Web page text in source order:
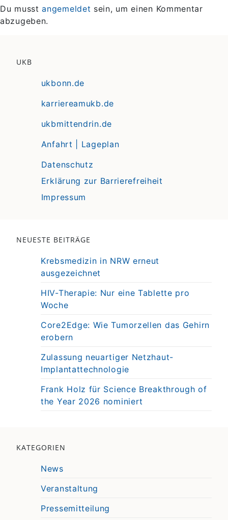
Du musstangemeldet sein, um einen Kommentar
abzugeben.
UKB
ukbonn.de
karriereamukb.de
ukbmittendrin.de
Anfahrt | Lageplan
Datenschutz
Erklärung zur Barrierefreiheit
Impressum
NEUESTE BEITRÄGE
Krebsmedizin in NRW erneut
ausgezeichnet
HIV-Therapie: Nur eine Tablette pro
Woche
Core2Edge: Wie Tumorzellen das Gehirn
erobern
Zulassung neuartiger Netzhaut-
Implantattechnologie
Frank Holz für Science Breakthrough of
the Year 2026 nominiert
KATEGORIEN
News
Veranstaltung
Pressemitteilung